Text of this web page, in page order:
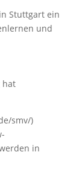
Stuttgart ein
und
hat
smv/)
in